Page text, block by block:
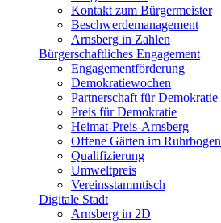
Kontakt zum Bürgermeister
Beschwerdemanagement
Arnsberg in Zahlen
Bürgerschaftliches Engagement
Engagementförderung
Demokratiewochen
Partnerschaft für Demokratie
Preis für Demokratie
Heimat-Preis-Arnsberg
Offene Gärten im Ruhrbogen
Qualifizierung
Umweltpreis
Vereinsstammtisch
Digitale Stadt
Arnsberg in 2D